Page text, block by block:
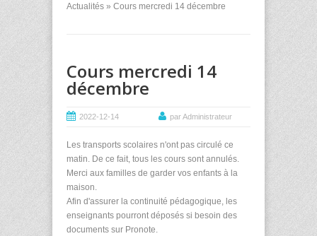
Actualités » Cours mercredi 14 décembre
Cours mercredi 14
décembre
2022-12-14 par Administrateur
Les transports scolaires n'ont pas circulé ce
matin. De ce fait, tous les cours sont annulés.
Merci aux familles de garder vos enfants à la
maison.
Afin d'assurer la continuité pédagogique, les
enseignants pourront déposés si besoin des
documents sur Pronote.